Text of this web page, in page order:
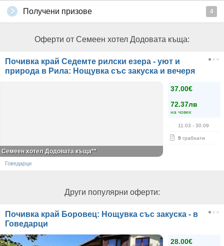
Получени призове 4
Оферти от Семеен хотел Додовата къща:
Почивка край Седемте рилски езера - уют и
природа в Рила: Нощувка със закуска и вечеря
37.00€
72.37лв
на човек
11.03 - 30.09
9 грабнати
Семеен хотел Додовата къща**
Говедарци
Други популярни оферти:
Почивка край Боровец: Нощувка със закуска - в
Говедарци
28.00€